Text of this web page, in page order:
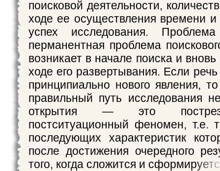
поисковой деятельности,
ходе ее осуществления времени
успех исследования.
перманентная проблема
возникает в начале поиска и
ходе его развертывания. Если
принципиально нового явления,
правильный путь исследования
открытия — это
постситуационный феномен, т.е.
последующих характеристик
после достижения очередного
того, когда сложится и